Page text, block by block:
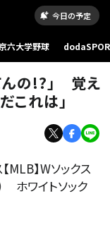
今日の予定
六大学野球
んの!?」 覚え
これは」
MLB】Wソックス
ホワイトソック